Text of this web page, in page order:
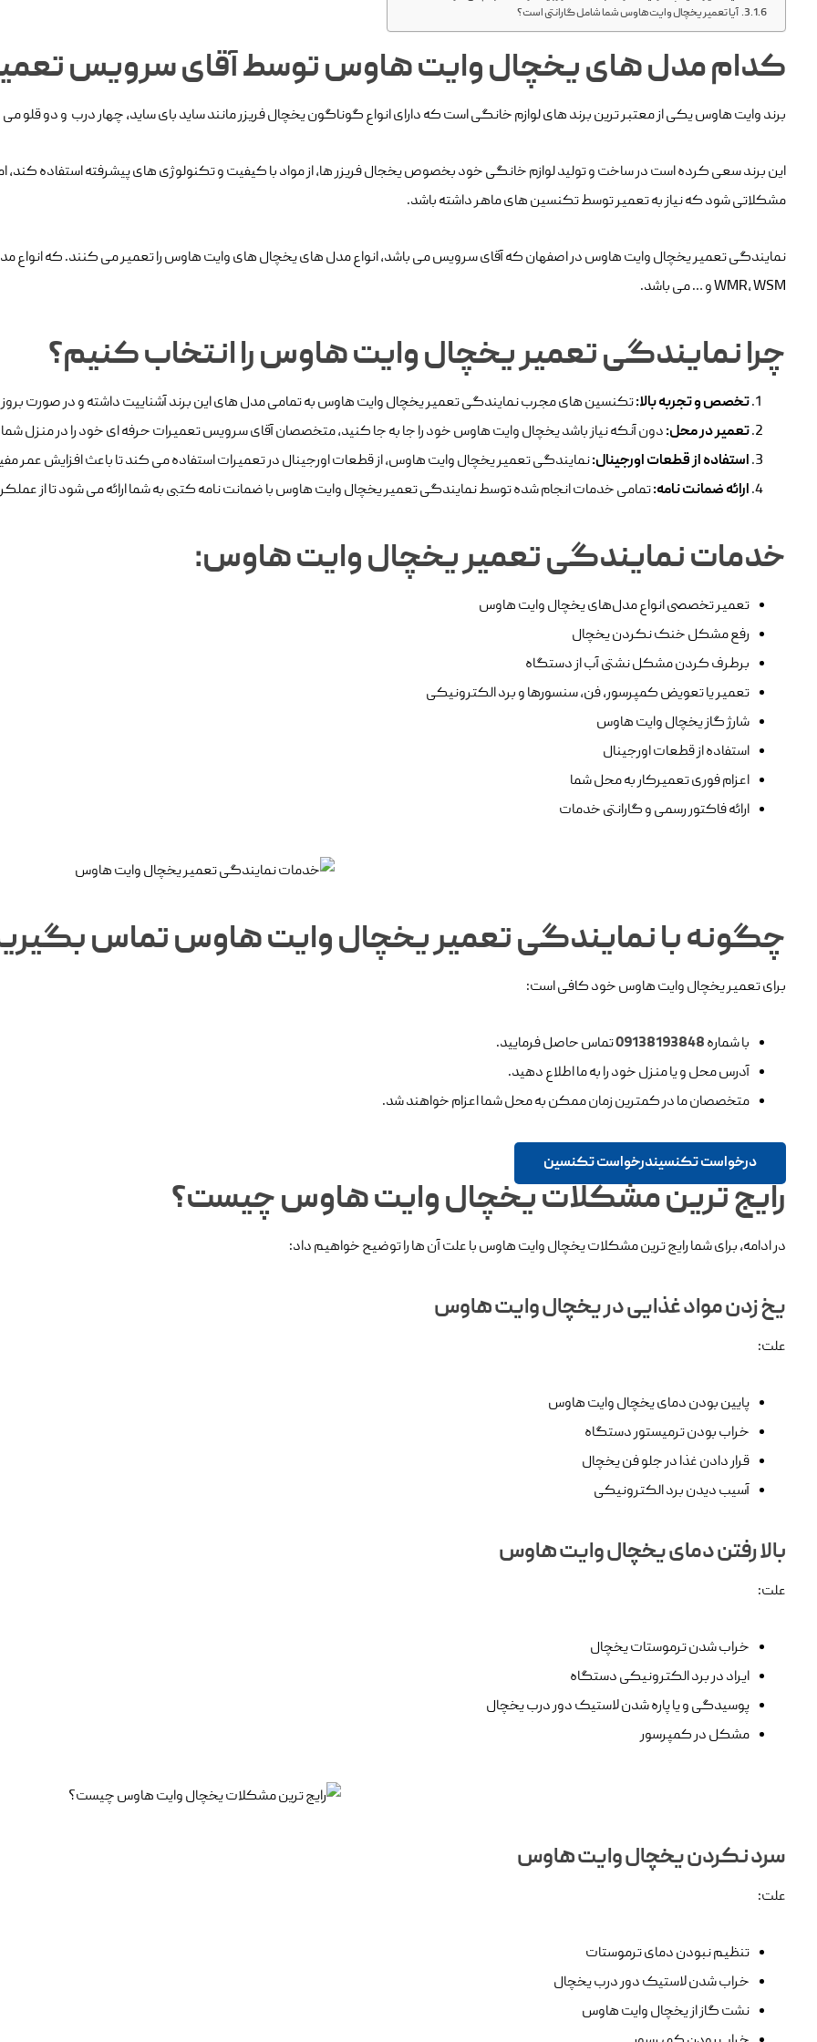
آیا تعمیر یخچال وایت هاوس شما شامل گارانتی است؟
کدام مدل های یخچال وایت هاوس توسط آقای سرویس
برند وایت هاوس یکی از معتبر ترین برند های لوازم خانگی است که دارای انواع گوناگون یخچال فریزر مانند ساید بای ساید، چهار درب و دو قلو
این برند سعی کرده است در ساخت و تولید لوازم خانگی خود بخصوص یخجال فریزر ها، از مواد با کیفیت و تکنولوژی های پیشرفته استفاده
مشکلاتی شود که نیاز به تعمیر توسط تکنسین های ماهر داشته باشد.
WMR، WSM و … می باشد.
چرا نمایندگی تعمیر یخچال وایت هاوس را انتخاب کنیم؟
تخصص و تجربه بالا:تکنسین های مجرب نمایندگی تعمیر یخچال وایت هاوس به تمامی مدل های این برند آشناییت داشته و در صورت
تعمیر در محل:دون آنکه نیاز باشد یخچال وایت هاوس خود را جا به جا کنید، متخصصان آقای سرویس تعمیرات حرفه ای خود را در منزل
استفاده از قطعات اورجینال:نمایندگی تعمیر یخچال وایت هاوس، از قطعات اورجینال در تعمیرات استفاده می کند تا باعث افزایش عمر
ارائه ضمانت نامه:تمامی خدمات انجام شده توسط نمایندگی تعمیر یخچال وایت هاوس با ضمانت نامه کتبی به شما ارائه می شود تا از
خدمات نمایندگی تعمیر یخچال وایت هاوس:
تعمیر تخصصی انواع مدل‌های یخچال وایت هاوس
رفع مشکل خنک نکردن یخچال
برطرف کردن مشکل نشتی آب از دستگاه
تعمیر یا تعویض کمپرسور، فن، سنسورها و برد الکترونیکی
شارژ گاز یخچال وایت هاوس
استفاده از قطعات اورجینال
اعزام فوری تعمیرکار به محل شما
ارائه فاکتور رسمی و گارانتی خدمات
چگونه با نمایندگی تعمیر یخچال وایت هاوس تماس
برای تعمیر یخچال وایت هاوس خود کافی است:
با شماره09138193848تماس حاصل فرمایید.
آدرس محل و یا منزل خود را به ما اطلاع دهید.
متخصصان ما در کمترین زمان ممکن به محل شما اعزام خواهند شد.
درخواست تکنسیندرخواست تکنسین
رایج ‌ترین مشکلات یخچال وایت هاوس چیست؟
در ادامه، برای شما رایج ترین مشکلات یخچال وایت هاوس با علت آن ها را توضیح خواهیم داد:
یخ زدن مواد غذایی در یخچال وایت هاوس
علت:
پایین بودن دمای یخچال وایت هاوس
خراب بودن ترمیستور دستگاه
قرار دادن غذا در جلو فن یخچال
آسیب دیدن برد الکترونیکی
بالا رفتن دمای یخچال وایت هاوس
علت:
خراب شدن ترموستات یخچال
ایراد در برد الکترونیکی دستگاه
پوسیدگی و یا پاره شدن لاستیک دور درب یخچال
مشکل در کمپرسور
سرد نکردن یخچال وایت هاوس
علت:
تنظیم نبودن دمای ترموستات
خراب شدن لاستیک دور درب یخچال
نشت گاز از یخچال وایت هاوس